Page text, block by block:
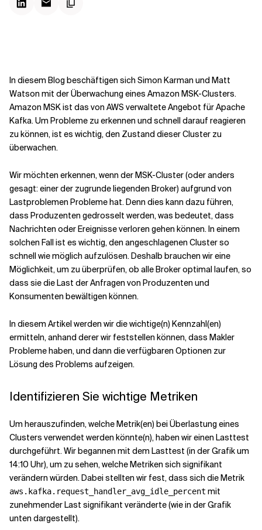
Verwandte Themen
In diesem Blog beschäftigen sich Simon Karman und Matt
Watson mit der Überwachung eines Amazon MSK-Clusters.
Amazon MSK ist das von AWS verwaltete Angebot für Apache
Kafka. Um Probleme zu erkennen und schnell darauf reagieren
zu können, ist es wichtig, den Zustand dieser Cluster zu
überwachen.
Wir möchten erkennen, wenn der MSK-Cluster (oder anders
gesagt: einer der zugrunde liegenden Broker) aufgrund von
Lastproblemen Probleme hat. Denn dies kann dazu führen,
dass Produzenten gedrosselt werden, was bedeutet, dass
Nachrichten oder Ereignisse verloren gehen können. In einem
solchen Fall ist es wichtig, den angeschlagenen Cluster so
schnell wie möglich aufzulösen. Deshalb brauchen wir eine
Möglichkeit, um zu überprüfen, ob alle Broker optimal laufen, so
dass sie die Last der Anfragen von Produzenten und
Konsumenten bewältigen können.
In diesem Artikel werden wir die wichtige(n) Kennzahl(en)
ermitteln, anhand derer wir feststellen können, dass Makler
Probleme haben, und dann die verfügbaren Optionen zur
Lösung des Problems aufzeigen.
Identifizieren Sie wichtige Metriken
Um herauszufinden, welche Metrik(en) bei Überlastung eines
Clusters verwendet werden könnte(n), haben wir einen Lasttest
durchgeführt. Wir begannen mit dem Lasttest (in der Grafik um
14:10 Uhr), um zu sehen, welche Metriken sich signifikant
verändern würden. Dabei stellten wir fest, dass sich die Metrik
aws.kafka.request_handler_avg_idle_percent mit
zunehmender Last signifikant veränderte (wie in der Grafik
unten dargestellt).